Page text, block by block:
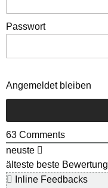
Passwort
Angemeldet bleiben
63 Comments
neuste
älteste beste Bewertung
Inline Feedbacks